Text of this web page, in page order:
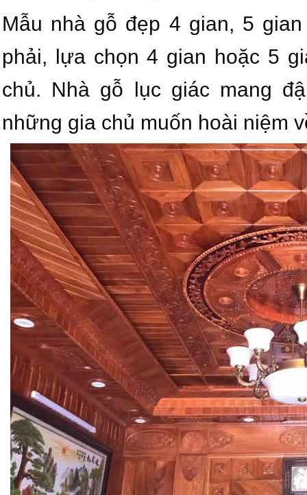
Mẫu nhà gỗ đẹp 4 gian, 5
phải, lựa chọn 4 gian hoặc 5
chủ. Nhà gỗ lục giác mang
những gia chủ muốn hoài niệm